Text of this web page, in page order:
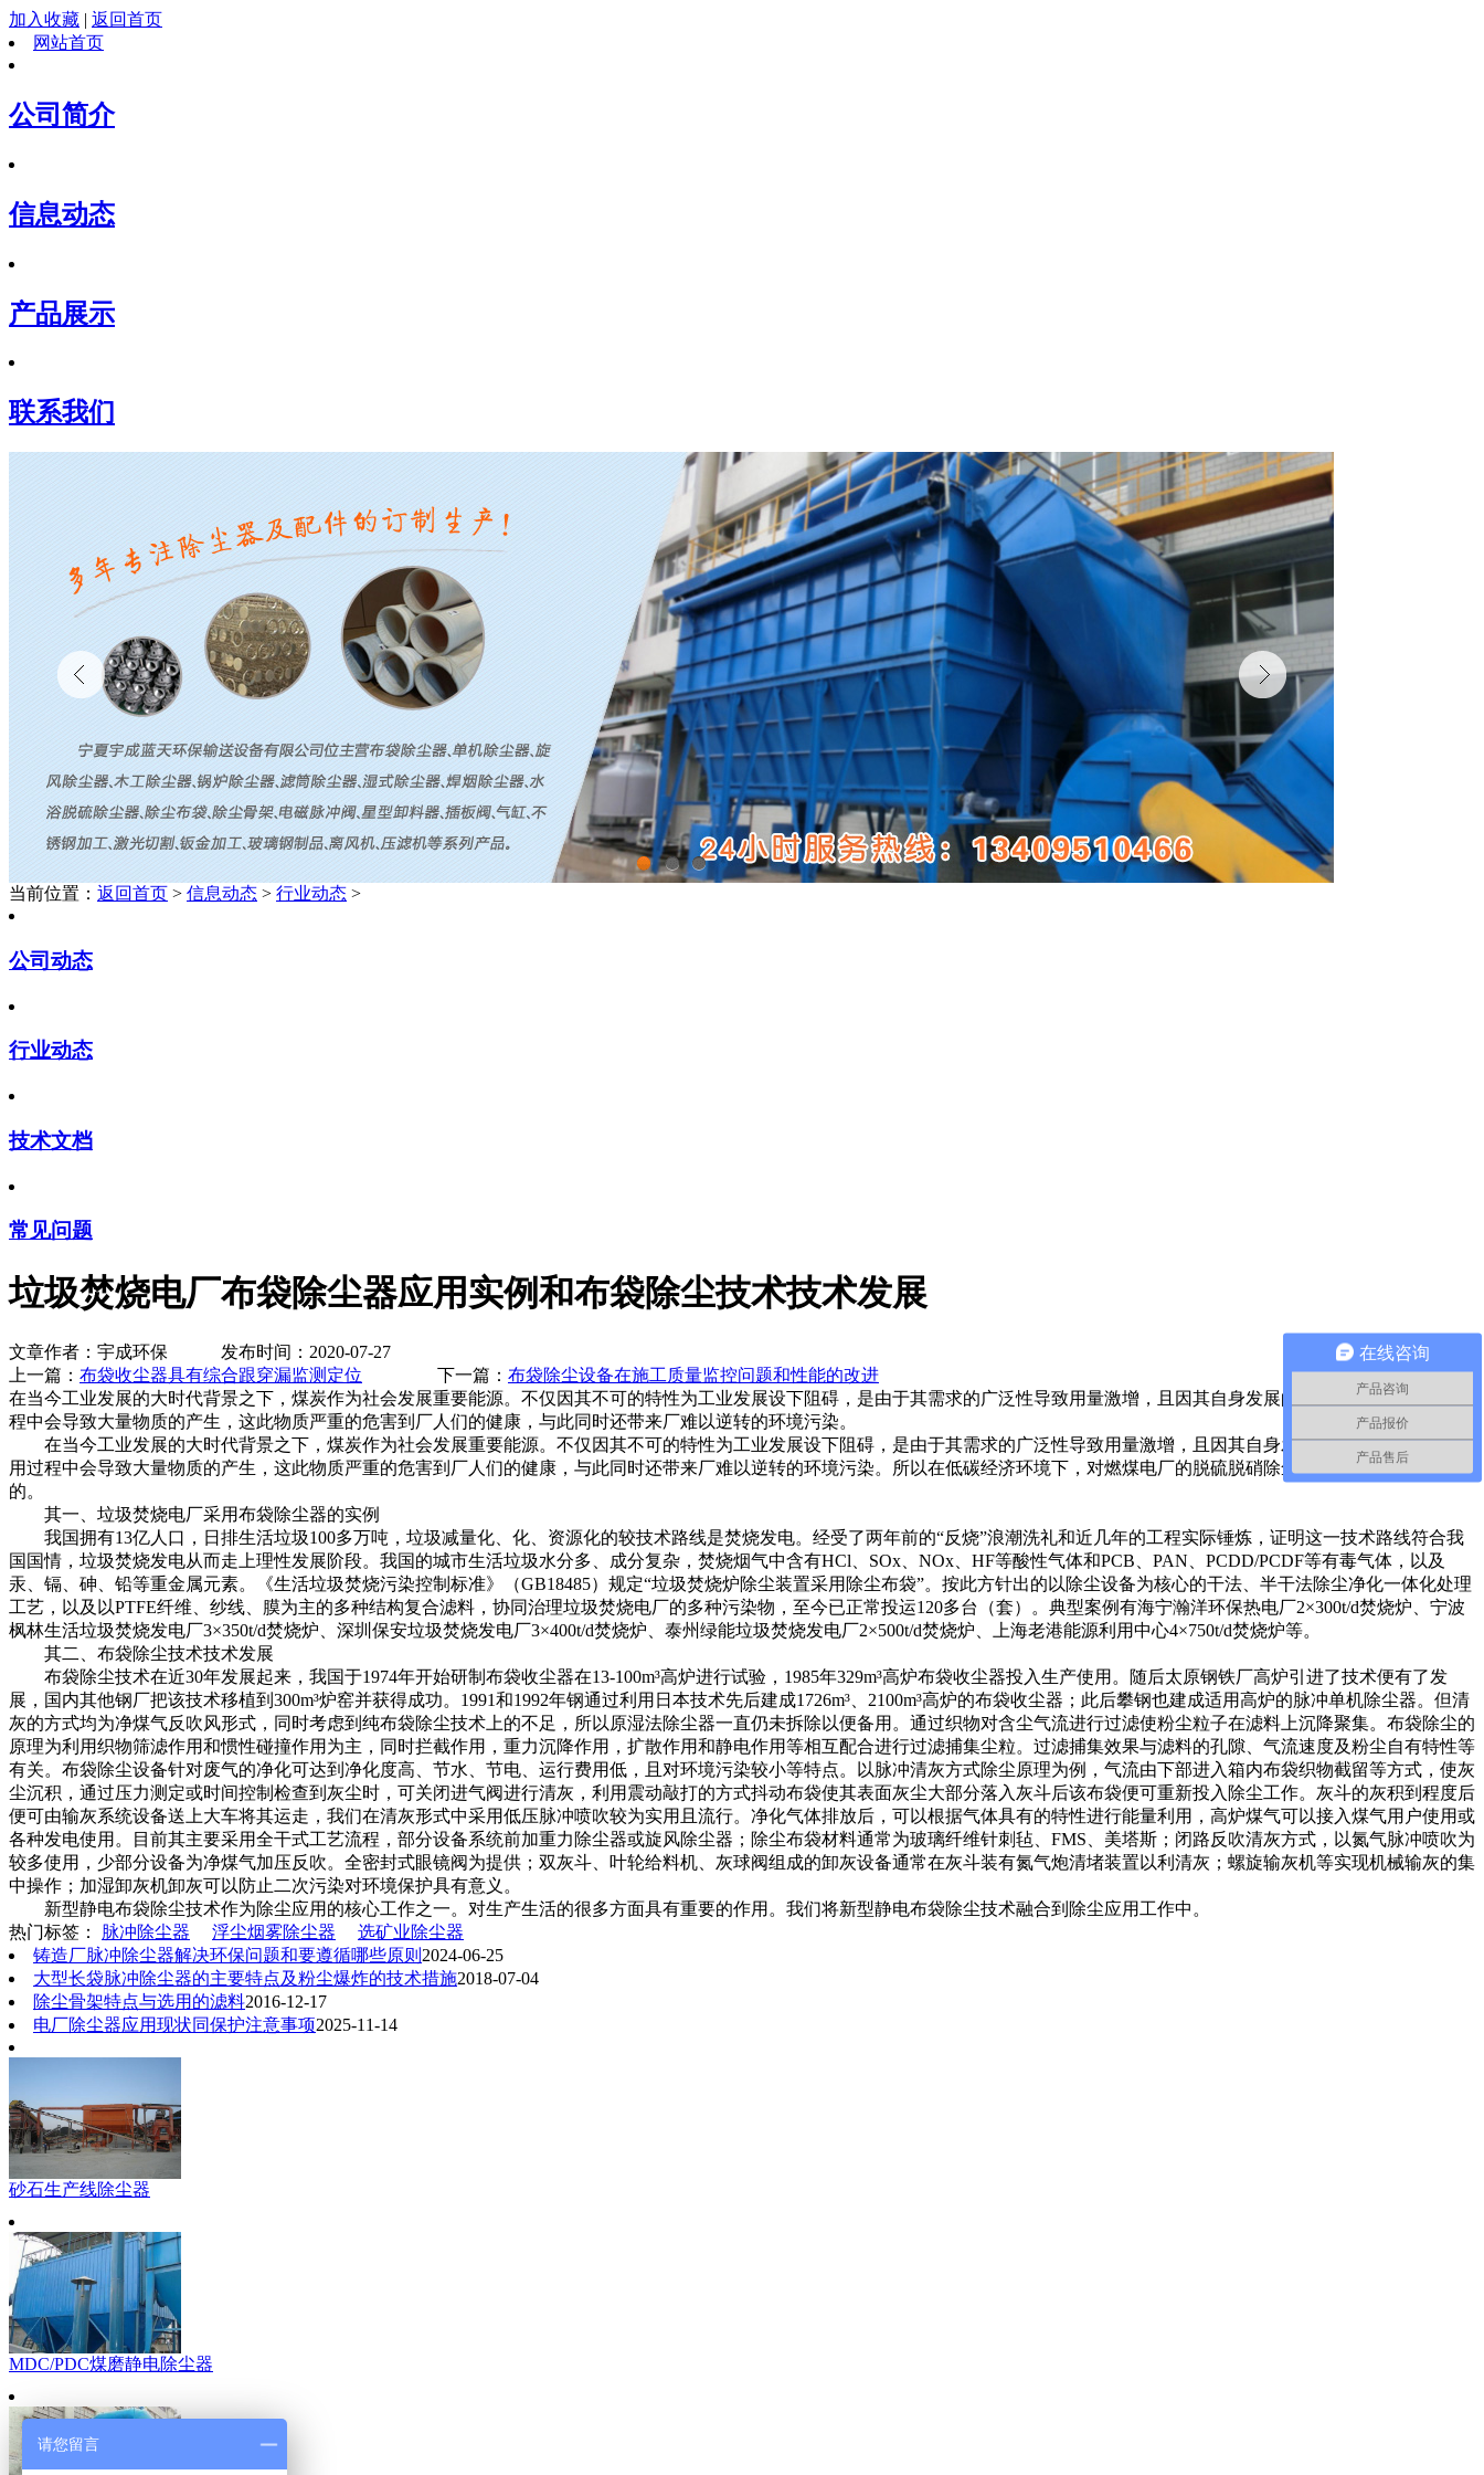
加入收藏 | 返回首页
网站首页
公司简介
信息动态
产品展示
联系我们
当前位置： 返回首页 > 信息动态 > 行业动态 >
公司动态
行业动态
技术文档
常见问题
垃圾焚烧电厂布袋除尘器应用实例和布袋除尘技术技术发展
文章作者：宇成环保 发布时间：2020-07-27
上一篇： 布袋收尘器具有综合跟穿漏监测定位 下一篇： 布袋除尘设备在施工质量监控问题和性能的改进
在当今工业发展的大时代背景之下，煤炭作为社会发展重要能源。不仅因其不可的特性为工业发展设下阻碍，是由于其需求的广泛性导致用量激增，且因其自身发展的限制，在发电的使用过
程中会导致大量物质的产生，这此物质严重的危害到厂人们的健康，与此同时还带来厂难以逆转的环境污染。
在当今工业发展的大时代背景之下，煤炭作为社会发展重要能源。不仅因其不可的特性为工业发展设下阻碍，是由于其需求的广泛性导致用量激增，且因其自身发展的限制，在发电的使
用过程中会导致大量物质的产生，这此物质严重的危害到厂人们的健康，与此同时还带来厂难以逆转的环境污染。所以在低碳经济环境下，对燃煤电厂的脱硫脱硝除尘技术加以研究就非常
的。
其一、垃圾焚烧电厂采用布袋除尘器的实例
我国拥有13亿人口，日排生活垃圾100多万吨，垃圾减量化、化、资源化的较技术路线是焚烧发电。经受了两年前的“反烧”浪潮洗礼和近几年的工程实际锤炼，证明这一技术路线符合我
国国情，垃圾焚烧发电从而走上理性发展阶段。我国的城市生活垃圾水分多、成分复杂，焚烧烟气中含有HCl、SOx、NOx、HF等酸性气体和PCB、PAN、PCDD/PCDF等有毒气体，以及
汞、镉、砷、铅等重金属元素。《生活垃圾焚烧污染控制标准》（GB18485）规定“垃圾焚烧炉除尘装置采用除尘布袋”。按此方针出的以除尘设备为核心的干法、半干法除尘净化一体化处理
工艺，以及以PTFE纤维、纱线、膜为主的多种结构复合滤料，协同治理垃圾焚烧电厂的多种污染物，至今已正常投运120多台（套）。典型案例有海宁瀚洋环保热电厂2×300t/d焚烧炉、宁波
枫林生活垃圾焚烧发电厂3×350t/d焚烧炉、深圳保安垃圾焚烧发电厂3×400t/d焚烧炉、泰州绿能垃圾焚烧发电厂2×500t/d焚烧炉、上海老港能源利用中心4×750t/d焚烧炉等。
其二、布袋除尘技术技术发展
布袋除尘技术在近30年发展起来，我国于1974年开始研制布袋收尘器在13-100m³高炉进行试验，1985年329m³高炉布袋收尘器投入生产使用。随后太原钢铁厂高炉引进了技术便有了发
展，国内其他钢厂把该技术移植到300m³炉窑并获得成功。1991和1992年钢通过利用日本技术先后建成1726m³、2100m³高炉的布袋收尘器；此后攀钢也建成适用高炉的脉冲单机除尘器。但清
灰的方式均为净煤气反吹风形式，同时考虑到纯布袋除尘技术上的不足，所以原湿法除尘器一直仍未拆除以便备用。通过织物对含尘气流进行过滤使粉尘粒子在滤料上沉降聚集。布袋除尘的
原理为利用织物筛滤作用和惯性碰撞作用为主，同时拦截作用，重力沉降作用，扩散作用和静电作用等相互配合进行过滤捕集尘粒。过滤捕集效果与滤料的孔隙、气流速度及粉尘自有特性等
有关。布袋除尘设备针对废气的净化可达到净化度高、节水、节电、运行费用低，且对环境污染较小等特点。以脉冲清灰方式除尘原理为例，气流由下部进入箱内布袋织物截留等方式，使灰
尘沉积，通过压力测定或时间控制检查到灰尘时，可关闭进气阀进行清灰，利用震动敲打的方式抖动布袋使其表面灰尘大部分落入灰斗后该布袋便可重新投入除尘工作。灰斗的灰积到程度后
便可由输灰系统设备送上大车将其运走，我们在清灰形式中采用低压脉冲喷吹较为实用且流行。净化气体排放后，可以根据气体具有的特性进行能量利用，高炉煤气可以接入煤气用户使用或
各种发电使用。目前其主要采用全干式工艺流程，部分设备系统前加重力除尘器或旋风除尘器；除尘布袋材料通常为玻璃纤维针刺毡、FMS、美塔斯；闭路反吹清灰方式，以氮气脉冲喷吹为
较多使用，少部分设备为净煤气加压反吹。全密封式眼镜阀为提供；双灰斗、叶轮给料机、灰球阀组成的卸灰设备通常在灰斗装有氮气炮清堵装置以利清灰；螺旋输灰机等实现机械输灰的集
中操作；加湿卸灰机卸灰可以防止二次污染对环境保护具有意义。
新型静电布袋除尘技术作为除尘应用的核心工作之一。对生产生活的很多方面具有重要的作用。我们将新型静电布袋除尘技术融合到除尘应用工作中。
热门标签： 脉冲除尘器 浮尘烟雾除尘器
选矿业除尘器
铸造厂脉冲除尘器解决环保问题和要遵循哪些原则 2024-06-25
大型长袋脉冲除尘器的主要特点及粉尘爆炸的技术措施2018-07-04
除尘骨架特点与选用的滤料2016-12-17
电厂除尘器应用现状同保护注意事项2025-11-14
砂石生产线除尘器
MDC/PDC煤磨静电除尘器
在线咨询
产品咨询
产品报价
产品售后
请您留言